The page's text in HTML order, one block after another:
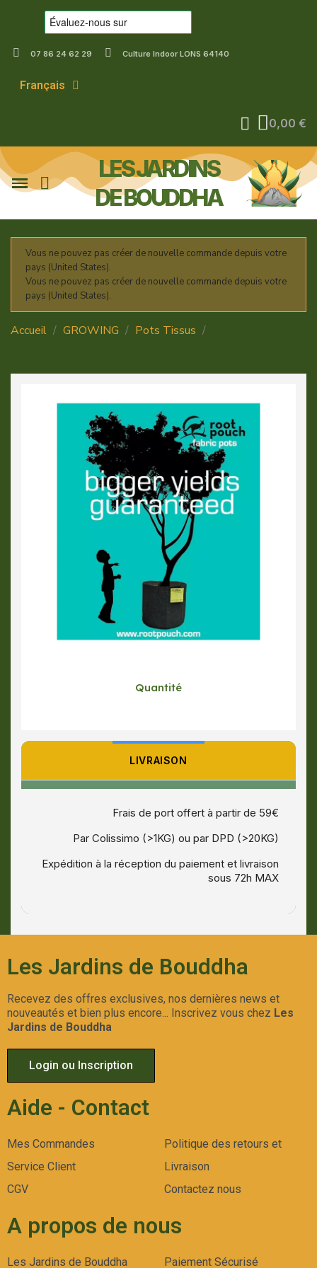
07 86 24 62 29 Culture Indoor LONS 64140
Français
0,00 €
LES JARDINS
DE BOUDDHA
Vous ne pouvez pas créer de nouvelle commande depuis votre
pays (United States).
Vous ne pouvez pas créer de nouvelle commande depuis votre
pays (United States).
Accueil GROWING Pots Tissus
Quantité
LIVRAISON
Frais de port offert à partir de 59€
Par Colissimo (>1KG) ou par DPD (>20KG)
Expédition à la réception du paiement et livraison
sous 72h MAX
Les Jardins de Bouddha
Recevez des offres exclusives, nos dernières news et
nouveautés et bien plus encore... Inscrivez vous chez Les
Jardins de Bouddha
Login ou Inscription
Aide - Contact
Mes Commandes
Service Client
CGV
Politique des retours et
Livraison
Contactez nous
A propos de nous
Les Jardins de Bouddha Paiement Sécurisé